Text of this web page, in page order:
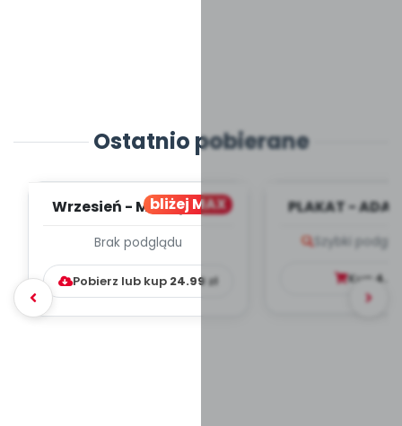
Ostatnio pobierane
bliżej MAX
Wrzesień - MIESIĘCZNY
WYCHOWAWCZO –
DYDAKTYC...
Brak podglądu
Pobierz lub kup 24.99zł
PLAKAT -
Szybki
Kup